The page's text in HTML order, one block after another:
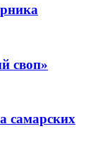
своп»
самарских